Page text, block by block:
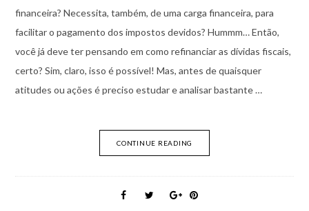
financeira? Necessita, também, de uma carga financeira, para
facilitar o pagamento dos impostos devidos? Hummm… Então,
você já deve ter pensando em como refinanciar as dívidas fiscais,
certo? Sim, claro, isso é possível! Mas, antes de quaisquer
atitudes ou ações é preciso estudar e analisar bastante …
CONTINUE READING